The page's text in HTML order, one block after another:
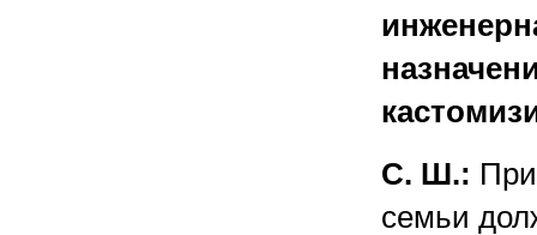
С. Ш.:
семьи